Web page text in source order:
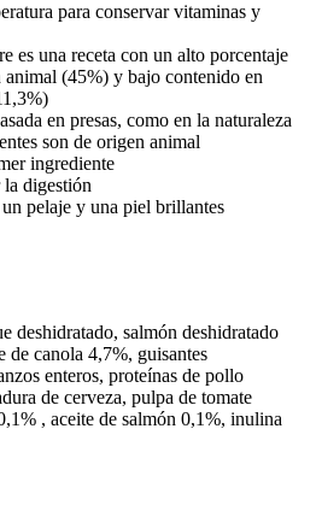
para conservar vitaminas y
es una receta con un alto porcentaje
animal (45%) y bajo contenido en
en presas, como en la naturaleza
son de origen animal
ingrediente
digestión
pelaje y una piel brillantes
deshidratado, salmón deshidratado
de canola 4,7%, guisantes
enteros, proteínas de pollo
de cerveza, pulpa de tomate
, aceite de salmón 0,1%, inulina